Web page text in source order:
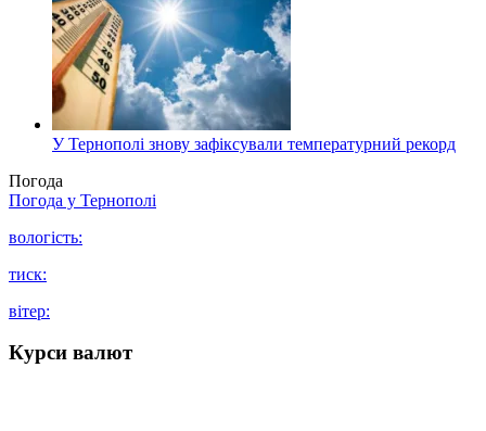
У Тернополі знову зафіксували температурний рекорд
Погода
Погода у Тернополі
вологість:
тиск:
вітер:
Курси валют